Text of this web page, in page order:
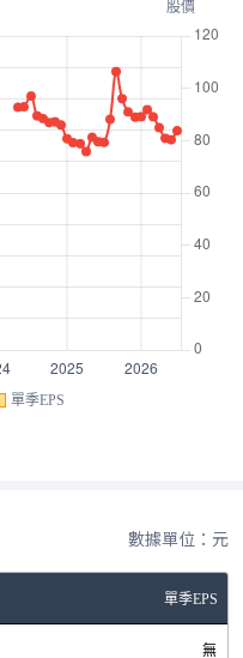
單季EPS
數據單位：元
單季EPS
無